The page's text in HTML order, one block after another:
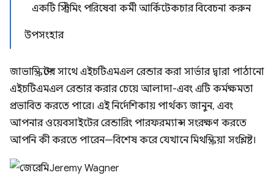
একটি স্ট্রিমিং পরিষেবা কর্মী আর্কিটেকচার বিবেচনা করুন
উপসংহার
জাভাস্ক্রিপ্টের সাথে এইচটিএমএল রেন্ডার করা সার্ভার দ্বারা পাঠানো
এইচটিএমএল রেন্ডার করার চেয়ে আলাদা-এবং এটি কর্মক্ষমতা
প্রভাবিত করতে পারে। এই নির্দেশিকায় পার্থক্য জানুন, এবং
আপনার ওয়েবসাইটের রেন্ডারিং পারফরম্যান্স সংরক্ষণ করতে
আপনি কী করতে পারেন—বিশেষ করে যেখানে মিথস্ক্রিয়া সংশ্লিষ্ট।
Jeremy Wagner